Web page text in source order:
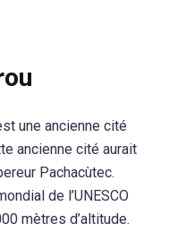
une ancienne cité
ancienne cité aurait
Pachacùtec.
de l’UNESCO
mètres d’altitude.